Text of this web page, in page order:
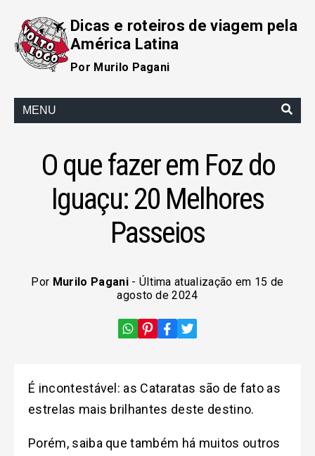
Dicas e roteiros de viagem pela
América Latina
Por Murilo Pagani
MENU
O que fazer em Foz do
Iguaçu: 20 Melhores
Passeios
Por Murilo Pagani- Última atualização em 15 de
agosto de 2024
É incontestável: as Cataratas são de fato as
estrelas mais brilhantes deste destino.
Porém, saiba que também há muitos outros